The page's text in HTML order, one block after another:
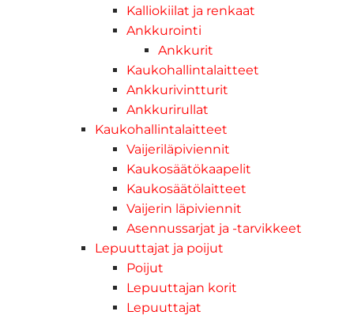
Kalliokiilat ja renkaat
Ankkurointi
Ankkurit
Kaukohallintalaitteet
Ankkurivintturit
Ankkurirullat
Kaukohallintalaitteet
Vaijeriläpiviennit
Kaukosäätökaapelit
Kaukosäätölaitteet
Vaijerin läpiviennit
Asennussarjat ja -tarvikkeet
Lepuuttajat ja poijut
Poijut
Lepuuttajan korit
Lepuuttajat